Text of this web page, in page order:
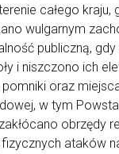
całego kraju,
wulgarnym
publiczną,
i niszczono ich
oraz
w tym
obrzędy
ataków